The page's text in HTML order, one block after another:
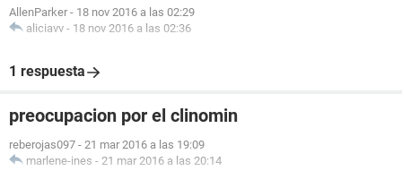
AllenParker - 18 nov 2016 a las 02:29
aliciavv - 18 nov 2016 a las 02:36
1 respuesta
preocupacion por el clinomin
reberojas097 - 21 mar 2016 a las 19:09
marlene-ines - 21 mar 2016 a las 20:14